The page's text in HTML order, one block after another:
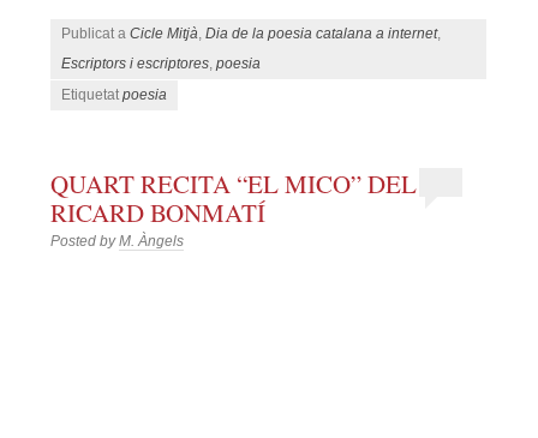
Publicat aCicle Mitjà,Dia de la poesia catalana a internet,
Escriptors i escriptores,poesia
Etiquetatpoesia
QUART RECITA “EL MICO” DEL
RICARD BONMATÍ
Posted byM. Àngels